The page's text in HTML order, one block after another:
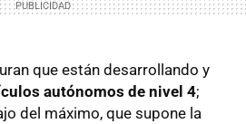
que están desarrollando y
autónomos de nivel 4;
del máximo, que supone la